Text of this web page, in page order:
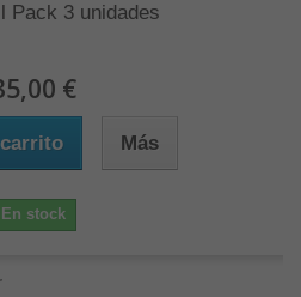
Pack 3 unidades
€
Más
En stock